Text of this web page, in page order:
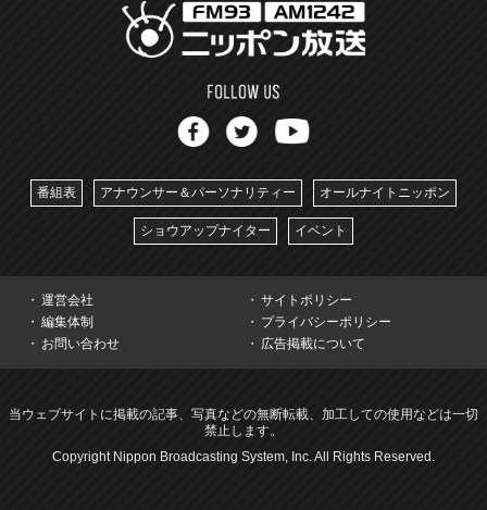
番組表 アナウンサー＆パーソナリティー オールナイトニッポン
ショウアップナイター イベント
運営会社
サイトポリシー
編集体制
プライバシーポリシー
お問い合わせ
広告掲載について
当ウェブサイトに掲載の記事、写真などの無断転載、加工しての使用などは一切
禁止します。
Copyright Nippon Broadcasting System, Inc. All Rights Reserved.